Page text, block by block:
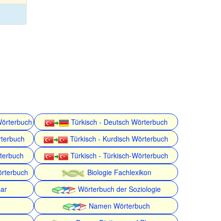
Türkisch - Deutsch Wörterbuch
Türkisch - Kurdisch Wörterbuch
Türkisch - Türkisch-Wörterbuch
Biologie Fachlexikon
Wörterbuch der Soziologie
Namen Wörterbuch